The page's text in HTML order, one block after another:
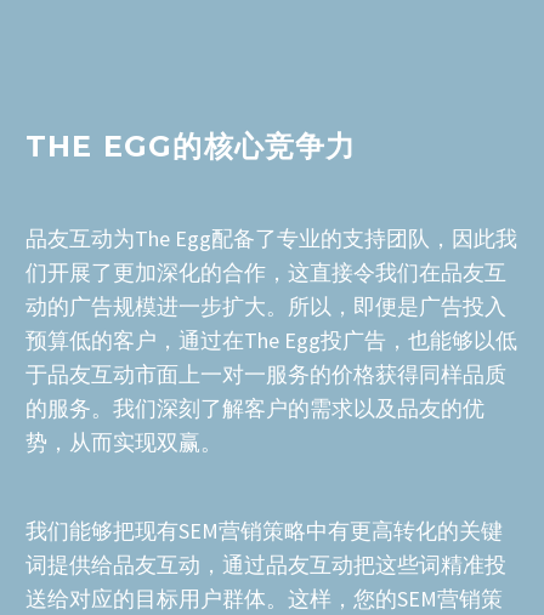
THE EGG的核心竞争力
品友互动为The Egg配备了专业的支持团队，因此我
们开展了更加深化的合作，这直接令我们在品友互
动的广告规模进一步扩大。所以，即便是广告投入
预算低的客户，通过在The Egg投广告，也能够以低
于品友互动市面上一对一服务的价格获得同样品质
的服务。我们深刻了解客户的需求以及品友的优
势，从而实现双赢。
我们能够把现有SEM营销策略中有更高转化的关键
词提供给品友互动，通过品友互动把这些词精准投
送给对应的目标用户群体。这样，您的SEM营销策